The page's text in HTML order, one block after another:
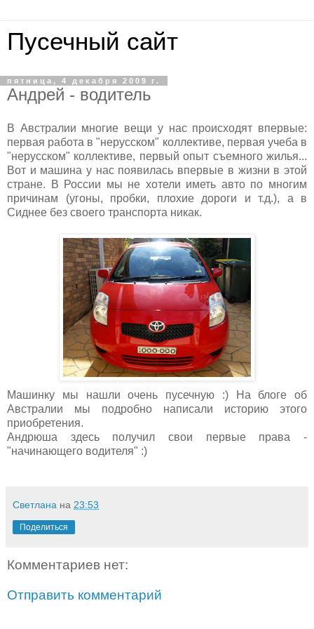
Пусечный сайт
пятница, 4 декабря 2009 г.
Андрей - водитель
В Австралии многие вещи у нас происходят впервые:
первая работа в "нерусском" коллективе, первая учеба в
"нерусском" коллективе, первый опыт съемного жилья...
Вот и машина у нас появилась впервые в жизни в этой
стране. В России мы не хотели иметь авто по многим
причинам (угоны, пробки, плохие дороги и т.д.), а в
Сиднее без своего транспорта никак.
Машинку мы нашли очень пусечную :) На блоге об
Австралии мы подробно написали историю этого
приобретения.
Андрюша здесь получил свои первые права -
"начинающего водителя" :)
Светлана на 23:53
Поделиться
Комментариев нет:
Отправить комментарий